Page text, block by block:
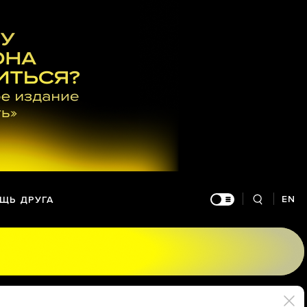
ДРУГА EN